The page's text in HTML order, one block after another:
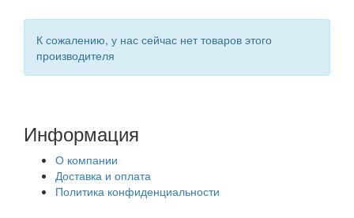
К сожалению, у нас сейчас нет товаров этого
производителя
Информация
О компании
Доставка и оплата
Политика конфиденциальности